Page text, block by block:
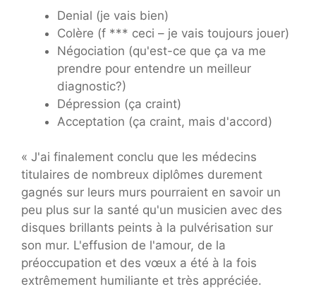
Denial (je vais bien)
Colère (f *** ceci – je vais toujours jouer)
Négociation (qu'est-ce que ça va me
prendre pour entendre un meilleur
diagnostic?)
Dépression (ça craint)
Acceptation (ça craint, mais d'accord)
« J'ai finalement conclu que les médecins
titulaires de nombreux diplômes durement
gagnés sur leurs murs pourraient en savoir un
peu plus sur la santé qu'un musicien avec des
disques brillants peints à la pulvérisation sur
son mur. L'effusion de l'amour, de la
préoccupation et des vœux a été à la fois
extrêmement humiliante et très appréciée.